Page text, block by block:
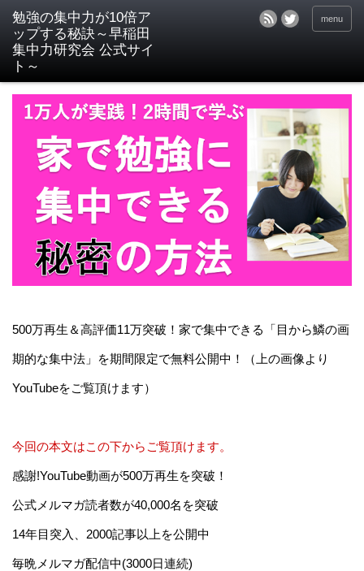
menu
500万再生＆高評価11万突破！家で集中できる「目から鱗の画
期的な集中法」を期間限定で無料公開中！（上の画像より
YouTubeをご覧頂けます）
今回の本文はこの下からご覧頂けます。
感謝!YouTube動画が500万再生を突破！
公式メルマガ読者数が40,000名を突破
14年目突入、2000記事以上を公開中
毎晩メルマガ配信中(3000日連続)